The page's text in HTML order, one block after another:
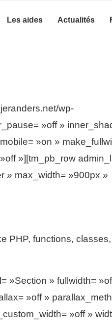
Les aides Actualités
wp-
»off »
»on »
»][tm_pb_row
» max_width= »900px »
PHP, functions,
»Section » fullwidth=
»off »
»off »